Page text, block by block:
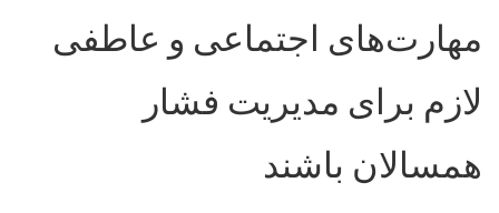
مهارت‌های اجتماعی و عاطفی
لازم برای مدیریت فشار
همسالان باشند